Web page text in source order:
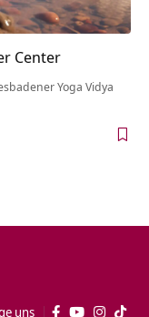
Center
Yoga Vidya
uns